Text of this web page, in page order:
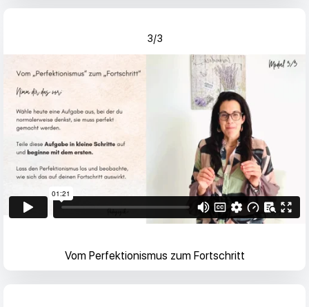
3/3
Vom Perfektionismus zum Fortschritt